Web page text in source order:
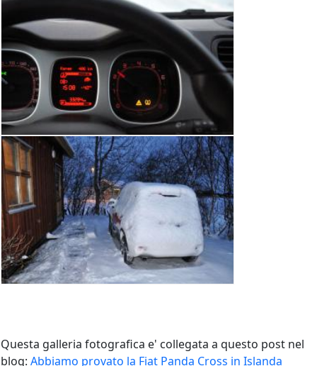
Questa galleria fotografica e' collegata a questo post nel
blog: Abbiamo provato la Fiat Panda Cross in Islanda